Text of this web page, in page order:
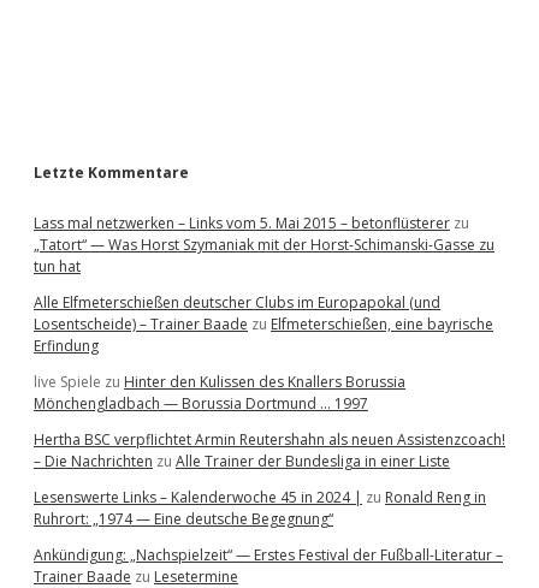
Letzte Kommentare
Lass mal netzwerken – Links vom 5. Mai 2015 – betonflüsterer zu
„Tatort“ — Was Horst Szymaniak mit der Horst-Schimanski-Gasse zu
tun hat
Alle Elfmeterschießen deutscher Clubs im Europapokal (und
Losentscheide) – Trainer Baade zu Elfmeterschießen, eine bayrische
Erfindung
live Spiele zu Hinter den Kulissen des Knallers Borussia
Mönchengladbach — Borussia Dortmund … 1997
Hertha BSC verpflichtet Armin Reutershahn als neuen Assistenzcoach!
– Die Nachrichten zu Alle Trainer der Bundesliga in einer Liste
Lesenswerte Links – Kalenderwoche 45 in 2024 | zu Ronald Reng in
Ruhrort: „1974 — Eine deutsche Begegnung“
Ankündigung: „Nachspielzeit“ — Erstes Festival der Fußball-Literatur –
Trainer Baade zu Lesetermine